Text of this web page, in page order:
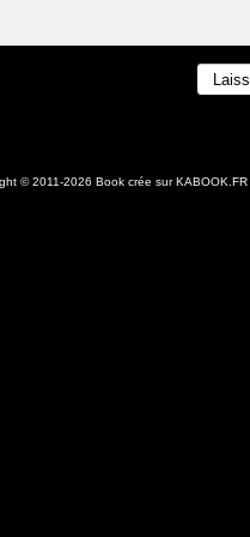
© 2011-2026 Book crée surKABOOK.FR